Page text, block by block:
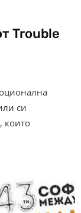
Trouble
си
които